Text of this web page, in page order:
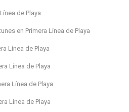
de Playa
en Primera Línea de Playa
Línea de Playa
Línea de Playa
Línea de Playa
Línea de Playa